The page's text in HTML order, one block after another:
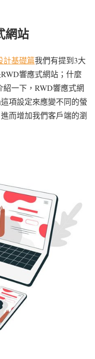
網站
計基礎篇我們有提到3大
響應式網站；什麼
一下，RWD響應式網
項設定來應變不同的螢
而增加我們客戶端的瀏